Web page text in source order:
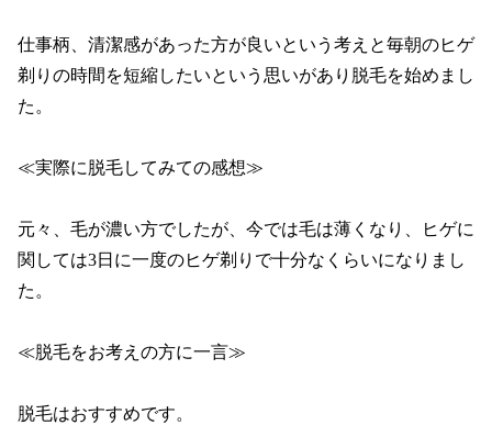
仕事柄、清潔感があった方が良いという考えと毎朝のヒゲ
剃りの時間を短縮したいという思いがあり脱毛を始めまし
た。
≪実際に脱毛してみての感想≫
元々、毛が濃い方でしたが、今では毛は薄くなり、ヒゲに
関しては3日に一度のヒゲ剃りで十分なくらいになりまし
た。
≪脱毛をお考えの方に一言≫
脱毛はおすすめです。